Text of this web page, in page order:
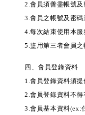
2.會員須善盡帳號
3.會員之帳號及密
4.每次結束使用本
5.盜用第三者會員
四、會員登錄資料
1.會員登錄資料須提
2.會員登錄資料不
3.會員基本資料(ex: